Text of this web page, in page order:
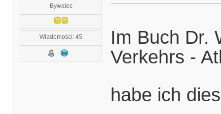
Bywalec
Wiadomości: 45
Im Buch Dr.
Verkehrs -
habe ich